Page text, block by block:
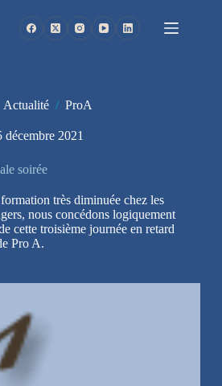
Actualité / ProA
décembre 2021
soirée
très diminuée chez les
nous concédons logiquement
cette troisième journée en retard
Pro A.